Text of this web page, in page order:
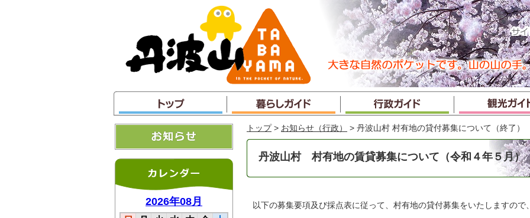
ャ
ン
プ
トップ > お知らせ（行政） > 丹波山村 村有地の貸付募集について（終了）
丹波山村 村有地の賃貸募集について（令和４年５月）
以下の募集要項及び採点表に従って、村有地の貸付募集をいたしますので